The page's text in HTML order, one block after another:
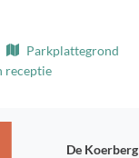
zijn inclusief:
Parkplattegrond
receptie
De Koerberg